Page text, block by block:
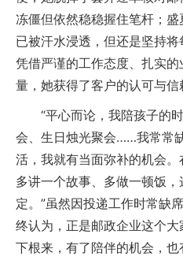
冻僵但依然稳稳握住笔杆；
已被汗水浸透，但还是坚持将
凭借严谨的工作态度、扎实
量，她获得了客户的认可与信
“平心而论，我陪孩子的时
会、生日烛光聚会……我常常
活，我就有当面弥补的机会。
多讲一个故事、多做一顿饭
定。”虽然因投递工作时常缺
终认为，正是邮政企业这个
下根来，有了陪伴的机会，